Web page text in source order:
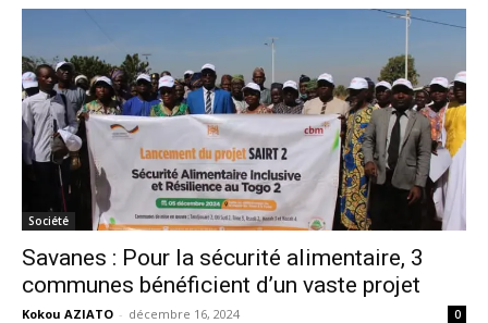
Société
Savanes : Pour la sécurité alimentaire, 3
communes bénéficient d’un vaste projet
Kokou AZIATO - décembre 16, 2024 0